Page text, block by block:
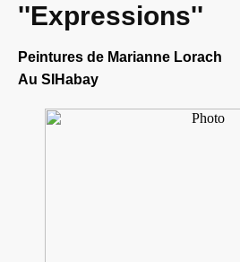
''Expressions''
Peintures de Marianne Lorach
Au SIHabay